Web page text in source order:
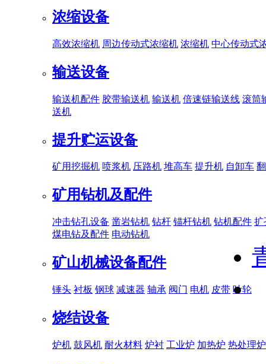
浓缩设备
高效浓缩机 周边传动式浓缩机 浓缩机 中心传动式
输送设备
输送机配件 胶带输送机 输送机 倍速链输送线 滚筒
送机
提升贮运设备
矿用挖掘机 喷浆机 压路机 堆高车 提升机 自卸车
矿用钻机及配件
冲击钻孔设备 凿岩钻机 钻杆 锚杆钻机 钻机配件 扩
煤电钻及配件 电动钻机
矿山机械设备配件
锤头 衬板 钢球 减速器 轴承 阀门 电机 皮带 叶轮
烧结设备
炉机 鼓风机 耐火材料 炉衬 工业炉 加热炉 热处理炉